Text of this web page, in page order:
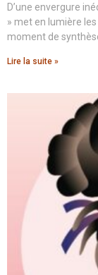
D’une envergure
» met en lumière
moment de
Lire la suite »